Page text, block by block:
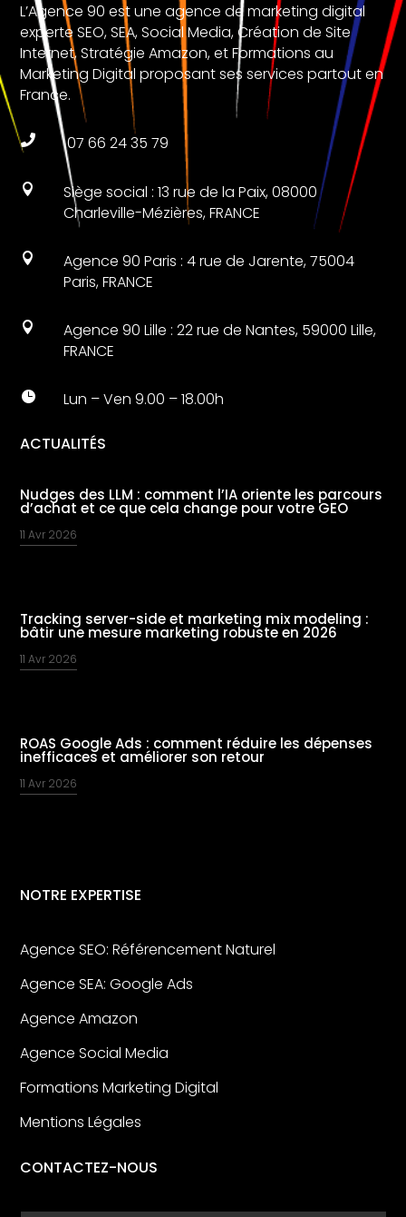
L’Agence 90 est une agence de marketing digital
experte SEO, SEA, Social Media, Création de Site
Internet, Stratégie Amazon, et Formations au
Marketing Digital proposant ses services partout en
France.
 07 66 24 35 79

Siège social : 13 rue de la Paix, 08000
Charleville-Mézières, FRANCE

Agence 90 Paris : 4 rue de Jarente, 75004
Paris, FRANCE

Agence 90 Lille : 22 rue de Nantes, 59000 Lille,
FRANCE
 Lun – Ven 9.00 – 18.00h
ACTUALITÉS
Nudges des LLM : comment l’IA oriente les parcours
d’achat et ce que cela change pour votre GEO
11 Avr 2026
Tracking server-side et marketing mix modeling :
bâtir une mesure marketing robuste en 2026
11 Avr 2026
ROAS Google Ads : comment réduire les dépenses
inefficaces et améliorer son retour
11 Avr 2026
NOTRE EXPERTISE
Agence SEO: Référencement Naturel
Agence SEA: Google Ads
Agence Amazon
Agence Social Media
Formations Marketing Digital
Mentions Légales
CONTACTEZ-NOUS